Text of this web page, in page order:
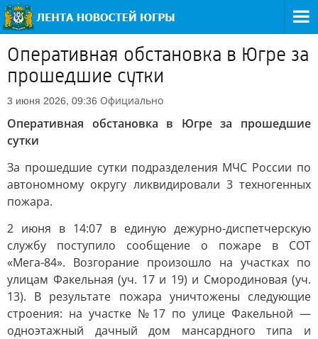
Оперативная обстановка в Югре за
прошедшие сутки
3 июня 2026, 09:36 Официально
Оперативная обстановка в Югре за прошедшие
сутки
За прошедшие сутки подразделения МЧС России по
автономному округу ликвидировали 3 техногенных
пожара.
2 июня в 14:07 в единую дежурно-диспетчерскую
службу поступило сообщение о пожаре в СОТ
«Мега-84». Возгорание произошло на участках по
улицам Факельная (уч. 17 и 19) и Смородиновая (уч.
13). В результате пожара уничтожены следующие
строения: на участке №17 по улице Факельной —
одноэтажный дачный дом мансардного типа и